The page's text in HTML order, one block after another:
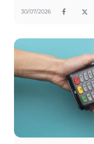
30/07/2026